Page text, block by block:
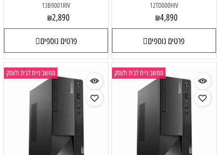
12TD000HIV
₪4,890
פרטים נוספים
13B9001RIV
₪2,890
פרטים נוספים
מחשב נייח לבית ולעסק מחשב נייח לבית ולעסק